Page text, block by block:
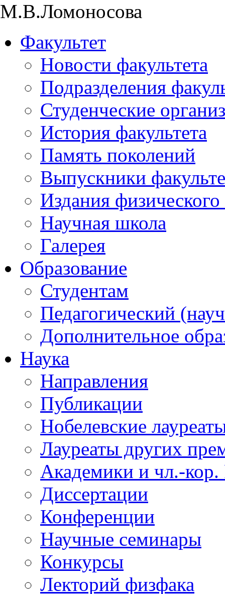
М.В.Ломоносова
Факультет
Новости факультета
Подразделения
Студенческие
История факультета
Память поколений
Выпускники
Издания физического
Научная школа
Галерея
Образование
Студентам
Педагогический
Дополнительное
Наука
Направления
Публикации
Нобелевские
Лауреаты других
Академики и чл.-
Диссертации
Конференции
Научные семинары
Конкурсы
Лекторий физфака